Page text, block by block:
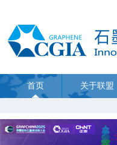
首页 关于联盟